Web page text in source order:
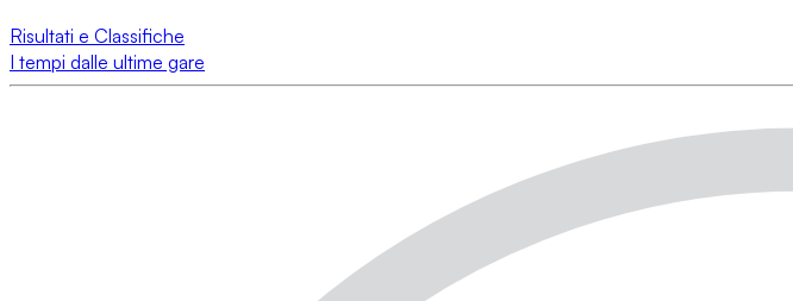
Risultati e Classifiche
I tempi dalle ultime gare